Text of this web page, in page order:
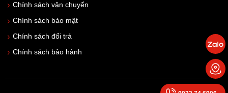
Chính sách vận chuyển
Chính sách bảo mật
Chính sách đổi trả
Chính sách bảo hành